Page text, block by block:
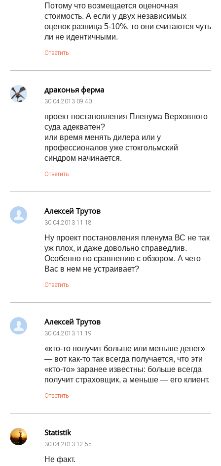
Потому что возмещается оценочная
стоимость. А если у двух независимых
оценок разница 5-10%, то они считаются чуть
ли не идентичными.
Ответить
драконья ферма
30.04.2013 09:40
проект постановления Пленума Верховного
суда адекватен?
или время менять дилера или у
профессионалов уже стокгольмский
синдром начинается.
Ответить
Алексей Трутов
30.04.2013 11:18
Ну проект постановления пленума ВС не так
уж плох, и даже довольно справедлив.
Особенно по сравнению с обзором. А чего
Вас в нем не устраивает?
Ответить
Алексей Трутов
30.04.2013 11:19
«кто-то получит больше или меньше денег»
— вот как-то так всегда получается, что эти
«кто-то» заранее известны: больше всегда
получит страховщик, а меньше — его клиент.
Ответить
Statistik
30.04.2013 12:55
Не факт.